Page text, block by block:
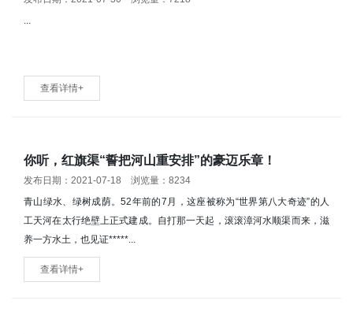
...
查看详情+
你听，红旗渠“誓把河山重安排”的豪迈乐章！
发布日期：2021-07-18 浏览量：8234
青山绿水、绿树成荫。52年前的7月，这座被称为“世界第八大奇迹”的人
工天河在太行绝壁上正式建成。自打那一天起，滚滚漳河水顺渠而来，滋
养一方水土，也见证*****...
查看详情+